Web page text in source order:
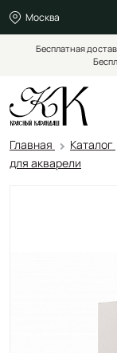
Москва
Бесплатная
Главная Каталог
для акварели